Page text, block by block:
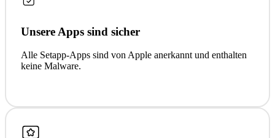
Unsere Apps sind sicher
Alle Setapp-Apps sind von Apple anerkannt und enthalten
keine Malware.